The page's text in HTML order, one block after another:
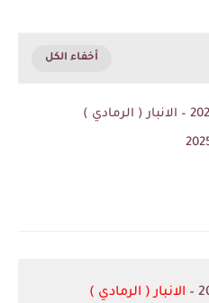
الانبار ( الرمادي )